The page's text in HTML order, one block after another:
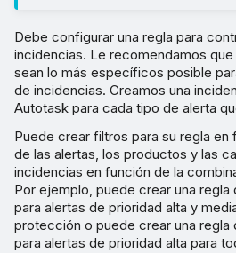
alerta
Excepciones
Debe configurar una regla para
incidencias. Le recomendamos
sean lo más específicos posible
de incidencias. Creamos una
Autotask para cada tipo de alerta
Puede crear filtros para su regla en
de las alertas, los productos y las
incidencias en función de la
Por ejemplo, puede crear una regla
para alertas de prioridad alta y
protección o puede crear una regla
para alertas de prioridad alta para